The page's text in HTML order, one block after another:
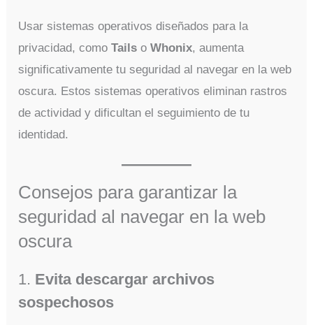
Usar sistemas operativos diseñados para la
privacidad, comoTails oWhonix, aumenta
significativamente tu seguridad al navegar en la web
oscura. Estos sistemas operativos eliminan rastros
de actividad y dificultan el seguimiento de tu
identidad.
Consejos para garantizar la
seguridad al navegar en la web
oscura
1. Evita descargar archivos
sospechosos